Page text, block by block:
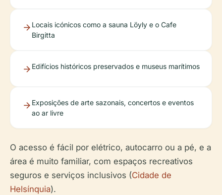
Locais icónicos como a sauna Löyly e o Cafe
Birgitta
Edifícios históricos preservados e museus marítimos
Exposições de arte sazonais, concertos e eventos
ao ar livre
O acesso é fácil por elétrico, autocarro ou a pé, e a
área é muito familiar, com espaços recreativos
seguros e serviços inclusivos (Cidade de
Helsínquia).